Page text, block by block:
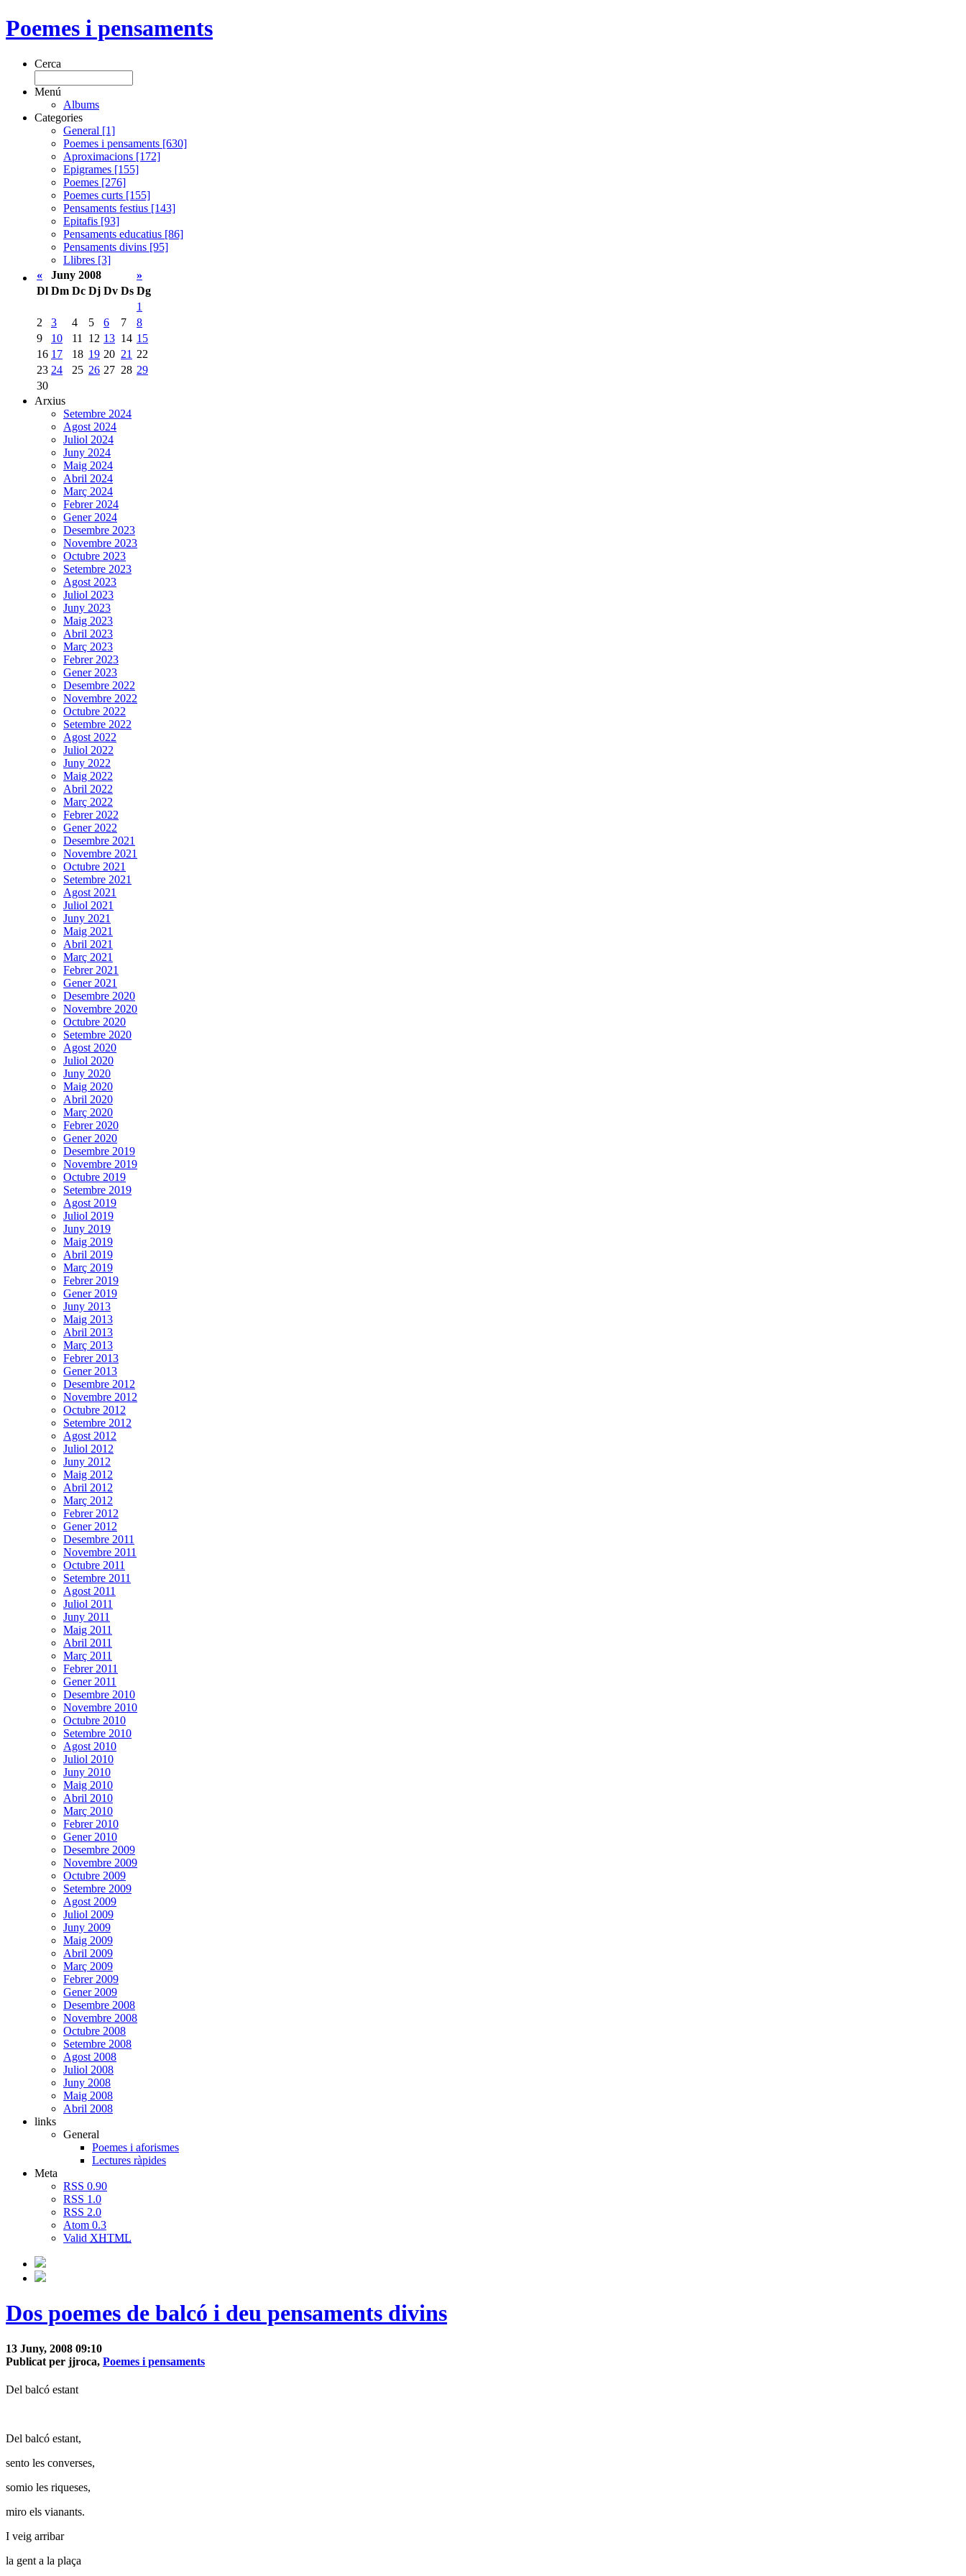
Poemes i pensaments
Cerca
Menú
Albums
Categories
General [1]
Poemes i pensaments [630]
Aproximacions [172]
Epigrames [155]
Poemes [276]
Poemes curts [155]
Pensaments festius [143]
Epitafis [93]
Pensaments educatius [86]
Pensaments divins [95]
Llibres [3]
«
Juny 2008
»
Dl Dm Dc Dj Dv Ds Dg
1
2
3 4 5 6 7
8
9
10 11 12 13 14 15
16 17 18 19 20 21 22
23 24 25 26 27 28 29
30
Arxius
Setembre 2024
Agost 2024
Juliol 2024
Juny 2024
Maig 2024
Abril 2024
Març 2024
Febrer 2024
Gener 2024
Desembre 2023
Novembre 2023
Octubre 2023
Setembre 2023
Agost 2023
Juliol 2023
Juny 2023
Maig 2023
Abril 2023
Març 2023
Febrer 2023
Gener 2023
Desembre 2022
Novembre 2022
Octubre 2022
Setembre 2022
Agost 2022
Juliol 2022
Juny 2022
Maig 2022
Abril 2022
Març 2022
Febrer 2022
Gener 2022
Desembre 2021
Novembre 2021
Octubre 2021
Setembre 2021
Agost 2021
Juliol 2021
Juny 2021
Maig 2021
Abril 2021
Març 2021
Febrer 2021
Gener 2021
Desembre 2020
Novembre 2020
Octubre 2020
Setembre 2020
Agost 2020
Juliol 2020
Juny 2020
Maig 2020
Abril 2020
Març 2020
Febrer 2020
Gener 2020
Desembre 2019
Novembre 2019
Octubre 2019
Setembre 2019
Agost 2019
Juliol 2019
Juny 2019
Maig 2019
Abril 2019
Març 2019
Febrer 2019
Gener 2019
Juny 2013
Maig 2013
Abril 2013
Març 2013
Febrer 2013
Gener 2013
Desembre 2012
Novembre 2012
Octubre 2012
Setembre 2012
Agost 2012
Juliol 2012
Juny 2012
Maig 2012
Abril 2012
Març 2012
Febrer 2012
Gener 2012
Desembre 2011
Novembre 2011
Octubre 2011
Setembre 2011
Agost 2011
Juliol 2011
Juny 2011
Maig 2011
Abril 2011
Març 2011
Febrer 2011
Gener 2011
Desembre 2010
Novembre 2010
Octubre 2010
Setembre 2010
Agost 2010
Juliol 2010
Juny 2010
Maig 2010
Abril 2010
Març 2010
Febrer 2010
Gener 2010
Desembre 2009
Novembre 2009
Octubre 2009
Setembre 2009
Agost 2009
Juliol 2009
Juny 2009
Maig 2009
Abril 2009
Març 2009
Febrer 2009
Gener 2009
Desembre 2008
Novembre 2008
Octubre 2008
Setembre 2008
Agost 2008
Juliol 2008
Juny 2008
Maig 2008
Abril 2008
links
General
Poemes i aforismes
Lectures ràpides
Meta
RSS 0.90
RSS 1.0
RSS 2.0
Atom 0.3
Valid XHTML
Dos poemes de balcó i deu pensaments divins
13 Juny, 2008 09:10
Publicat per jjroca, Poemes i pensaments
Del balcó estant
Del balcó estant,
sento les converses,
somio les riqueses,
miro els vianants.
I veig arribar
la gent a la plaça